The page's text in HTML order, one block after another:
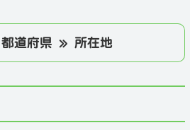
道府県 » 所在地